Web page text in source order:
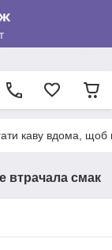
каву вдома,
втрачала смак